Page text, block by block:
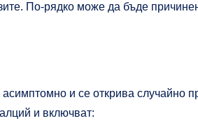
По-рядко може да бъде
и се открива случайно
и включват: